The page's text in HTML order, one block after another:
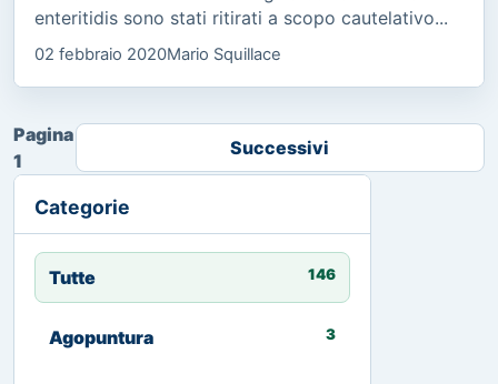
Categorie
Tutte 146
Agopuntura 3
enteritidis sono stati ritirati a scopo cautelativo...
02 febbraio 2020Mario Squillace
Pagina
1
Successivi